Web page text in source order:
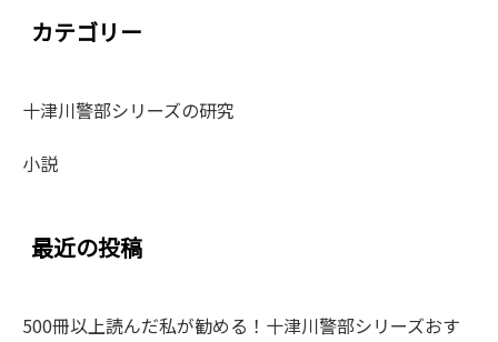
カテゴリー
十津川警部シリーズの研究
小説
最近の投稿
500冊以上読んだ私が勧める！十津川警部シリーズおす